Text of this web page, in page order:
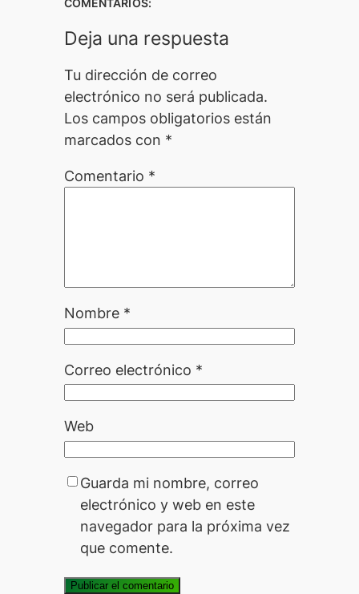
COMENTARIOS:
Deja una respuesta
Tu dirección de correo
electrónico no será publicada.
Los campos obligatorios están
marcados con *
Comentario *
Nombre *
Correo electrónico *
Web
Guarda mi nombre, correo
electrónico y web en este
navegador para la próxima vez
que comente.